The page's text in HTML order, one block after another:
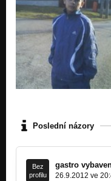
Poslední názory
Bez
profilu
gastro
26.9.2012 ve